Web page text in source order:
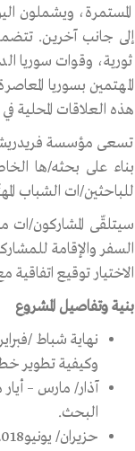
المستمرة، ويشملون
إلى جانب آخرين.
ثورية، وقوات سوريا
المهتمين بسوريا
هذه العلاقات المحلية في عدة مناطق
تسعى مؤسسة فريدريش
بناء على بحثه/ها
للباحثين/ات الشباب
سيتلقّى المشاركون/
السفر والإقامة
الاختيار توقيع
بنية وتفاصيل المشروع
وكيفية تطوير
البحث.